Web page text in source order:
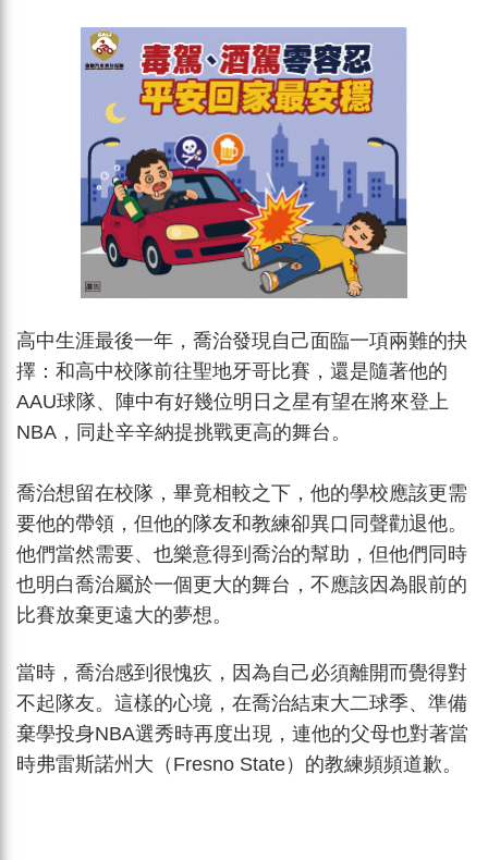
高中生涯最後一年，喬治發現自己面臨一項兩難的抉
擇：和高中校隊前往聖地牙哥比賽，還是隨著他的
AAU球隊、陣中有好幾位明日之星有望在將來登上
NBA，同赴辛辛納提挑戰更高的舞台。
喬治想留在校隊，畢竟相較之下，他的學校應該更需
要他的帶領，但他的隊友和教練卻異口同聲勸退他。
他們當然需要、也樂意得到喬治的幫助，但他們同時
也明白喬治屬於一個更大的舞台，不應該因為眼前的
比賽放棄更遠大的夢想。
當時，喬治感到很愧疚，因為自己必須離開而覺得對
不起隊友。這樣的心境，在喬治結束大二球季、準備
棄學投身NBA選秀時再度出現，連他的父母也對著當
時弗雷斯諾州大（Fresno State）的教練頻頻道歉。